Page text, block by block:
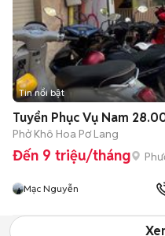
Tin nổi bật
Tuyển Phục Vụ Nam
Phở Khô Hoa Pơ Lang
Đến 9 triệu/tháng
Mạc Nguyễn